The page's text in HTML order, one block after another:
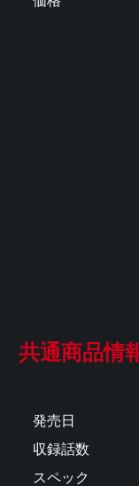
共通商品情
発売日
収録話数
スペック